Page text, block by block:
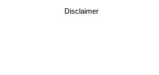
Disclaimer